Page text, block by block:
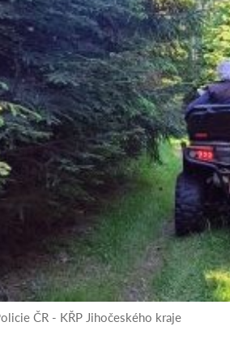
ČR - KŘP Jihočeského kraje